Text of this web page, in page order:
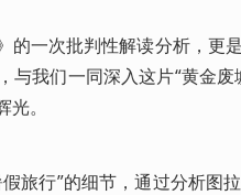
的一次批判性解读分析，更
与我们一同深入这片“黄金
。
旅行”的细节，通过分析图